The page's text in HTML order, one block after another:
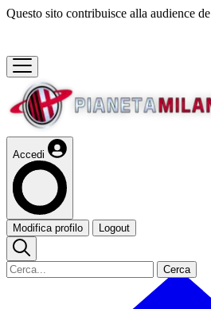
Questo sito contribuisce alla audience de
Accedi
Modifica profilo Logout
Cerca